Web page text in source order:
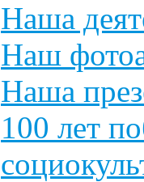
Наша
Наш
Наша
100 лет